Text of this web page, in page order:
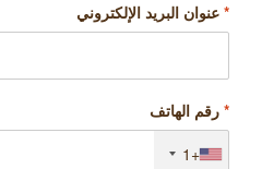
* عنوان البريد الإلكتروني
* رقم الهاتف
+1